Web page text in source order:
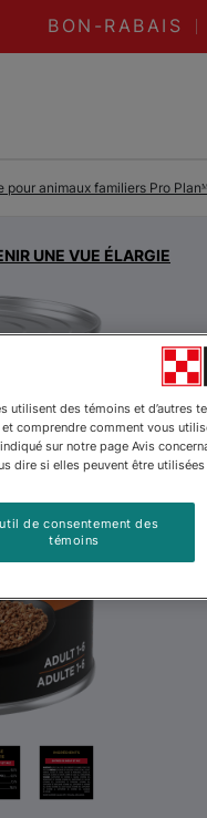
BON-RABAIS
pour animaux familiers Pro
UNE VUE ÉLARGIE
utilisent des témoins et d’autres
comprendre comment vous
sur notre page Avis
dire si elles peuvent être
de consentement des
témoins